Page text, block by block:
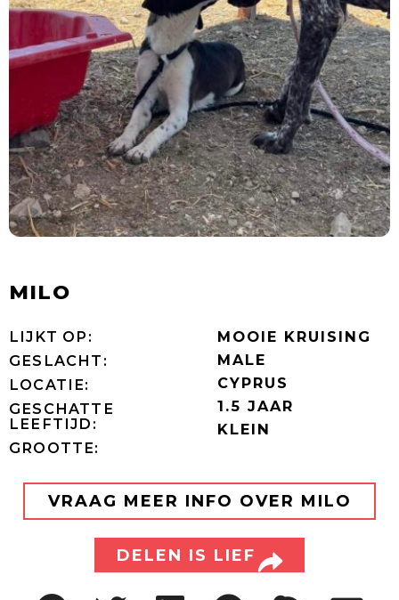
MILO
LIJKT OP:
GESLACHT:
LOCATIE:
GESCHATTE
LEEFTIJD:
GROOTTE:
MOOIE KRUISING
MALE
CYPRUS
1.5 JAAR
KLEIN
VRAAG MEER INFO OVER MILO
DELEN IS LIEF